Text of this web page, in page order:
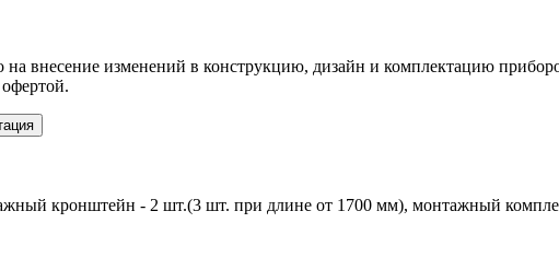
на внесение изменений в конструкцию, дизайн и комплектацию
кронштейн - 2 шт.(3 шт. при длине от 1700 мм), монтажный